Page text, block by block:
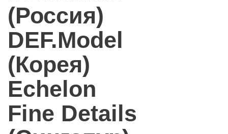
(Россия)
DEF.Model
(Корея)
Echelon
Fine Details